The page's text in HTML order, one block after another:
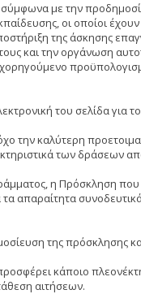
με την
οι οποίοι
της άσκησης
τους και την οργάνωση
του σελίδα για
την καλύτερη
των δράσεων
η Πρόσκληση που
απαραίτητα
της πρόσκλησης
κάποιο
αιτήσεων.